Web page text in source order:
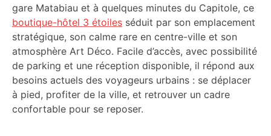
gare Matabiau et à quelques minutes du Capitole, ce
boutique-hôtel 3 étoiles séduit par son emplacement
stratégique, son calme rare en centre-ville et son
atmosphère Art Déco. Facile d’accès, avec possibilité
de parking et une réception disponible, il répond aux
besoins actuels des voyageurs urbains : se déplacer
à pied, profiter de la ville, et retrouver un cadre
confortable pour se reposer.